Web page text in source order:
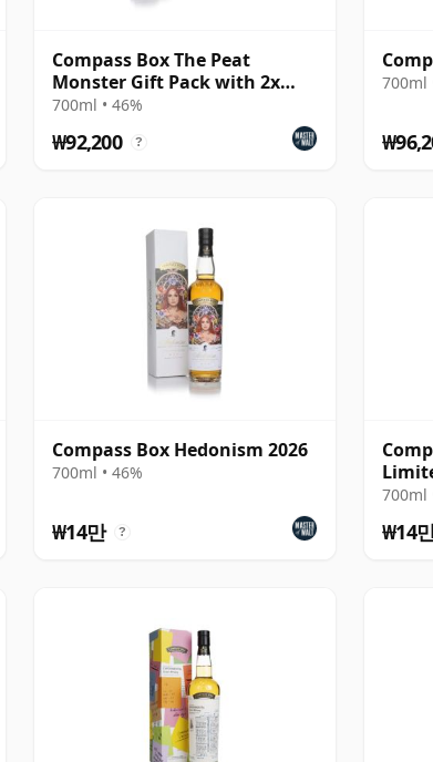
Compass Box The Peat
Monster Gift Pack with 2x
Glasses
700ml • 46%
₩92,200 ?
700ml
Compass Box Hedonism 2026
700ml • 46%
₩14만 ?
700ml
₩14